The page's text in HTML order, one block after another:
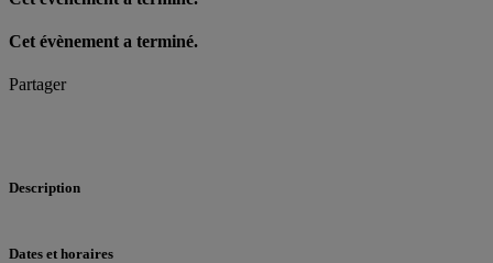
Cet évènement a terminé.
Partager
Description
Dates et horaires